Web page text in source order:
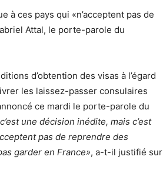
ces pays qui «n’acceptent pas de
Attal, le porte-parole du
d’obtention des visas à l’égard
les laissez-passer consulaires
ce mardi le porte-parole du
une décision inédite, mais c’est
pas de reprendre des
garder en France», a-t-il justifié sur